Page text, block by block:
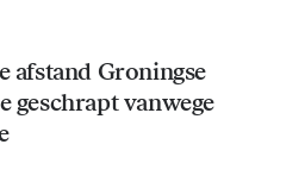
afstand Groningse
geschrapt vanwege